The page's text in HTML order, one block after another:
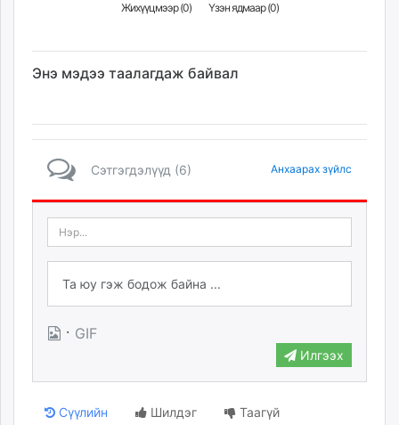
Жихүүцмээр (0) Үзэн ядмаар (0)
Энэ мэдээ таалагдаж байвал
Сэтгэгдэлүүд (6) Анхаарах зүйлс
· GIF
Илгээх
Сүүлийн Шилдэг Таагүй